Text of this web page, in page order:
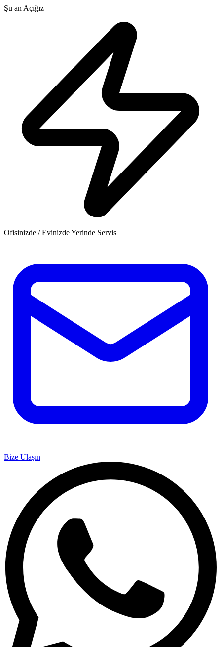
Şu an Açığız
Ofisinizde / Evinizde Yerinde Servis
Bize Ulaşın